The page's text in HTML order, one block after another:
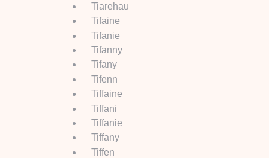
Tiarehau
Tifaine
Tifanie
Tifanny
Tifany
Tifenn
Tiffaine
Tiffani
Tiffanie
Tiffany
Tiffen